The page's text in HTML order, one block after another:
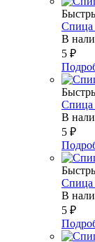
Спица
В
5 ₽
Спица
В
5 ₽
Спица
В
5 ₽